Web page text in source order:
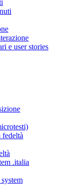
e user stories
fedeltà
.italia